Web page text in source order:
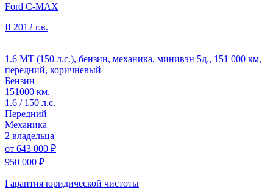
Ford C-MAX
II 2012 г.в.
1.6 MT (150 л.с.), бензин, механика, минивэн 5д., 151 000 км,
передний, коричневый
Бензин
151000 км.
1.6 / 150 л.с.
Передний
Механика
2 владельца
от 643 000 ₽
950 000 ₽
Гарантия юридической чистоты